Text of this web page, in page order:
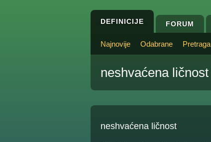
DEFINICIJE FORUM
Najnovije Odabrane Pretraga
neshvaćena ličnost
neshvaćena ličnost